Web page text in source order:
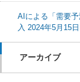
AIによる「需要
入 2024年5月15日
アーカイブ